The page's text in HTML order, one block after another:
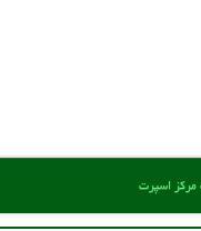
مركز اسپرت